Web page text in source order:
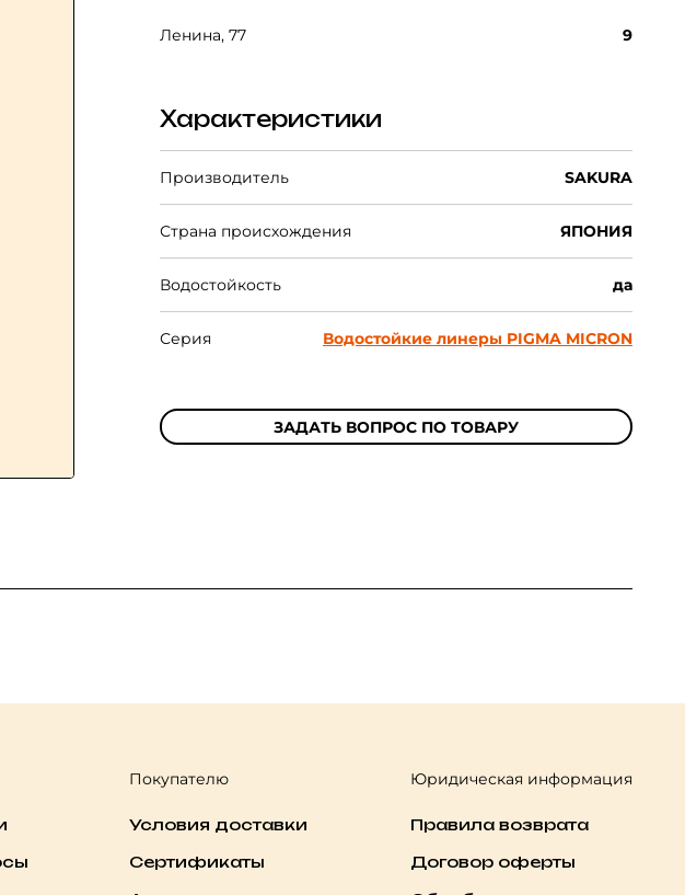
Ленина, 77 9
Характеристики
Производитель SAKURA
Страна происхождения ЯПОНИЯ
Водостойкость да
Серия Водостойкие линеры PIGMA MICRON
ЗАДАТЬ ВОПРОС ПО ТОВАРУ
Покупателю
Условия доставки
Сертификаты
Юридическая информация
Правила возврата
Договор оферты